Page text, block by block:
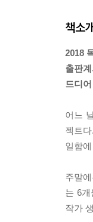
책소개
2018
출판
드디
어느
젝트
일함
주말
는 6
작가